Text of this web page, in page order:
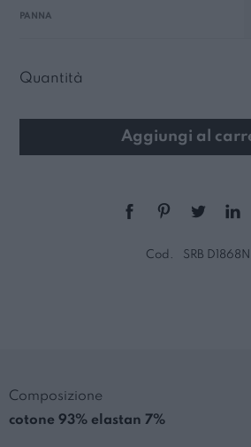
PANNA
Quantità
Aggiungi al
Cod. SRB D1868N
Composizione
cotone 93% elastan 7%